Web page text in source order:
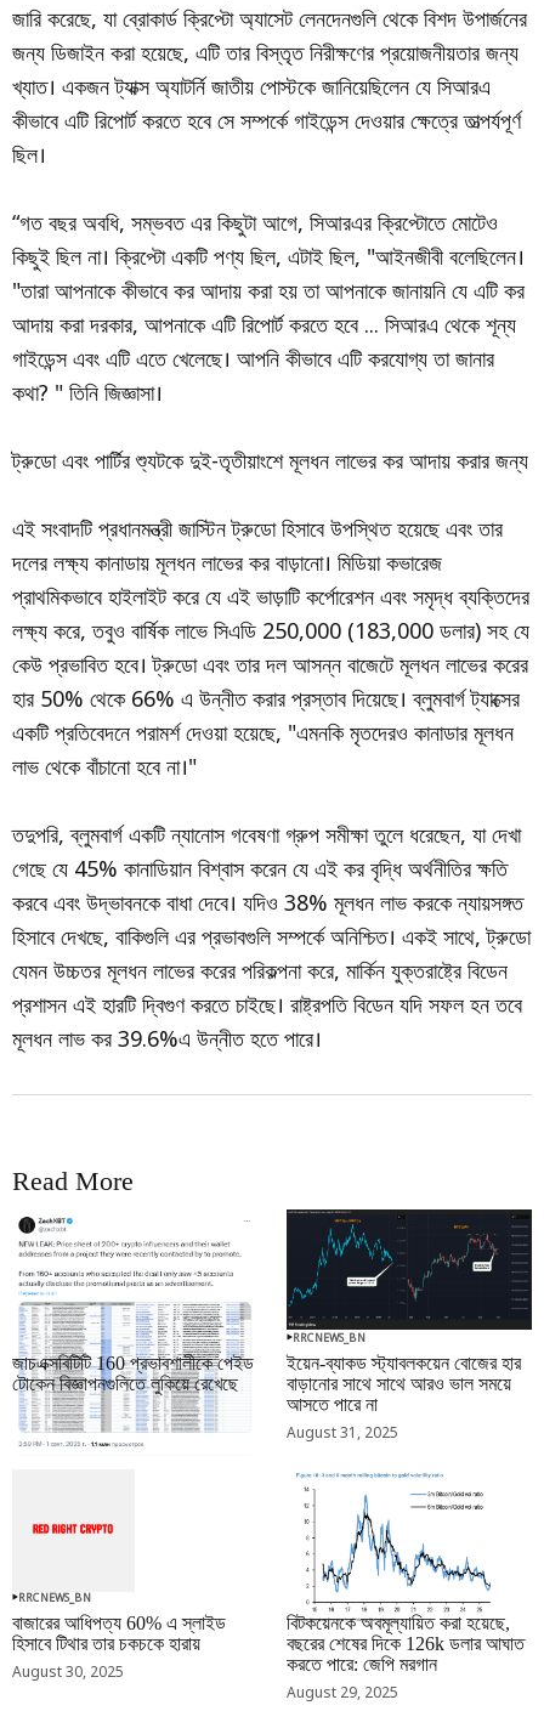
জারি করেছে, যা ব্রোকার্ড ক্রিপ্টো অ্যাসেট লেনদেনগুলি থেকে বিশদ উপার্জনের
জন্য ডিজাইন করা হয়েছে, এটি তার বিস্তৃত নিরীক্ষণের প্রয়োজনীয়তার জন্য
খ্যাত। একজন ট্যাক্স অ্যাটর্নি জাতীয় পোস্টকে জানিয়েছিলেন যে সিআরএ
কীভাবে এটি রিপোর্ট করতে হবে সে সম্পর্কে গাইডেন্স দেওয়ার ক্ষেত্রে তাত্পর্যপূর্ণ
ছিল।
“গত বছর অবধি, সম্ভবত এর কিছুটা আগে, সিআরএর ক্রিপ্টোতে মোটেও
কিছুই ছিল না। ক্রিপ্টো একটি পণ্য ছিল, এটাই ছিল, "আইনজীবী বলেছিলেন।
"তারা আপনাকে কীভাবে কর আদায় করা হয় তা আপনাকে জানায়নি যে এটি কর
আদায় করা দরকার, আপনাকে এটি রিপোর্ট করতে হবে ... সিআরএ থেকে শূন্য
গাইডেন্স এবং এটি এতে খেলেছে। আপনি কীভাবে এটি করযোগ্য তা জানার
কথা? " তিনি জিজ্ঞাসা।
ট্রুডো এবং পার্টির শ্যুটকে দুই-তৃতীয়াংশে মূলধন লাভের কর আদায় করার জন্য
এই সংবাদটি প্রধানমন্ত্রী জাস্টিন ট্রুডো হিসাবে উপস্থিত হয়েছে এবং তার
দলের লক্ষ্য কানাডায় মূলধন লাভের কর বাড়ানো। মিডিয়া কভারেজ
প্রাথমিকভাবে হাইলাইট করে যে এই ভাড়াটি কর্পোরেশন এবং সমৃদ্ধ ব্যক্তিদের
লক্ষ্য করে, তবুও বার্ষিক লাভে সিএডি 250,000 (183,000 ডলার) সহ যে
কেউ প্রভাবিত হবে। ট্রুডো এবং তার দল আসন্ন বাজেটে মূলধন লাভের করের
হার 50% থেকে 66% এ উন্নীত করার প্রস্তাব দিয়েছে। ব্লুমবার্গ ট্যাক্সের
একটি প্রতিবেদনে পরামর্শ দেওয়া হয়েছে, "এমনকি মৃতদেরও কানাডার মূলধন
লাভ থেকে বাঁচানো হবে না।"
তদুপরি, ব্লুমবার্গ একটি ন্যানোস গবেষণা গ্রুপ সমীক্ষা তুলে ধরেছেন, যা দেখা
গেছে যে 45% কানাডিয়ান বিশ্বাস করেন যে এই কর বৃদ্ধি অর্থনীতির ক্ষতি
করবে এবং উদ্ভাবনকে বাধা দেবে। যদিও 38% মূলধন লাভ করকে ন্যায়সঙ্গত
হিসাবে দেখছে, বাকিগুলি এর প্রভাবগুলি সম্পর্কে অনিশ্চিত। একই সাথে, ট্রুডো
যেমন উচ্চতর মূলধন লাভের করের পরিকল্পনা করে, মার্কিন যুক্তরাষ্ট্রে বিডেন
প্রশাসন এই হারটি দ্বিগুণ করতে চাইছে। রাষ্ট্রপতি বিডেন যদি সফল হন তবে
মূলধন লাভ কর 39.6%এ উন্নীত হতে পারে।
Read More
RRCNEWS_BN
জাচএক্সবিটিটি 160 প্রভাবশালীকে পেইড
টোকেন বিজ্ঞাপনগুলিতে লুকিয়ে রেখেছে
September 01, 2025
RRCNEWS_BN
ইয়েন-ব্যাকড স্ট্যাবলকয়েন বোজের হার
বাড়ানোর সাথে সাথে আরও ভাল সময়ে
আসতে পারে না
August 31, 2025
RRCNEWS_BN
বাজারের আধিপত্য 60% এ স্লাইড
হিসাবে টিথার তার চকচকে হারায়
August 30, 2025
RRCNEWS_BN
বিটকয়েনকে অবমূল্যায়িত করা হয়েছে,
বছরের শেষের দিকে 126k ডলার আঘাত
করতে পারে: জেপি মরগান
August 29, 2025